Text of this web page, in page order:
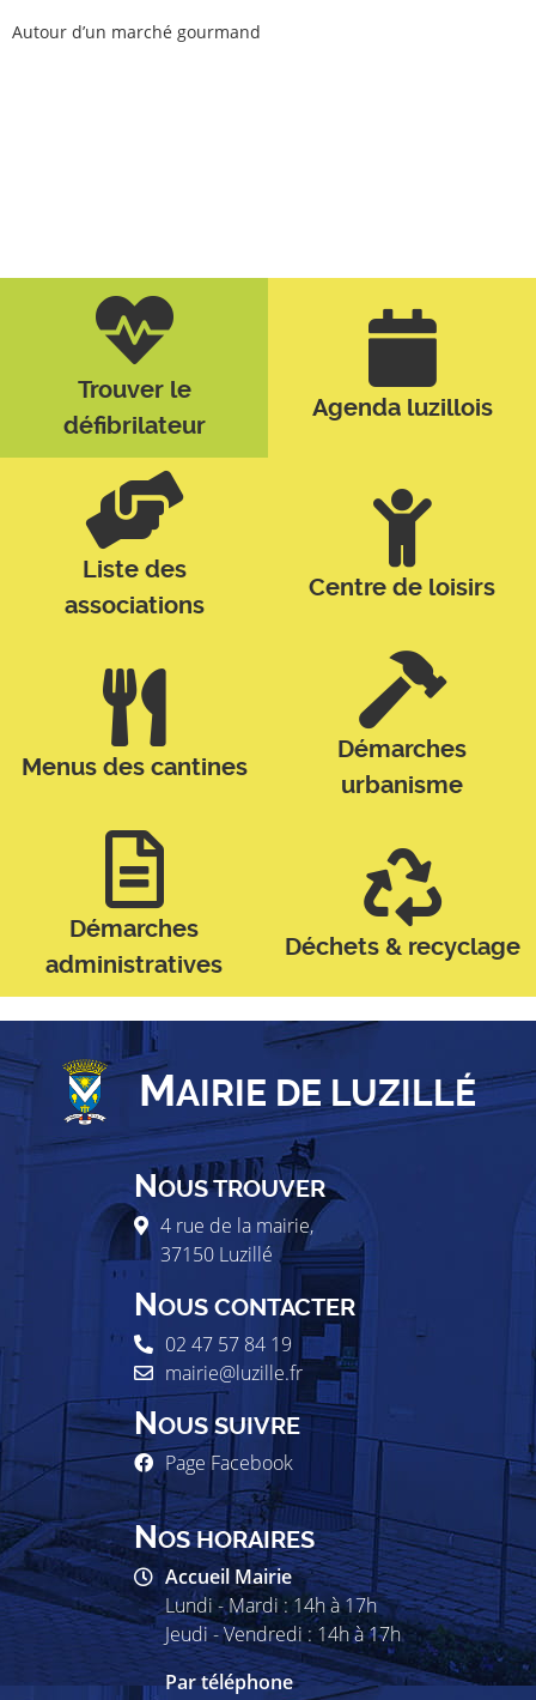
Autour d’un marché gourmand
Trouver le
défibrilateur
Agenda luzillois
Liste des
associations
Centre de loisirs
Menus des cantines
Démarches
urbanisme
Démarches
administratives
Déchets & recyclage
MAIRIE DE LUZILLÉ
NOUS TROUVER
4 rue de la mairie,
37150 Luzillé
NOUS CONTACTER
02 47 57 84 19
mairie@luzille.fr
NOUS SUIVRE
Page Facebook
NOS HORAIRES
Accueil Mairie
Lundi - Mardi : 14h à 17h
Jeudi - Vendredi : 14h à 17h
Par téléphone